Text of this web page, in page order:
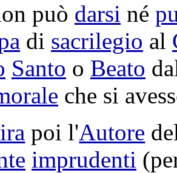
può darsi né
di sacrilegio al
Santo o Beato
che si
poi l'Autore
imprudenti